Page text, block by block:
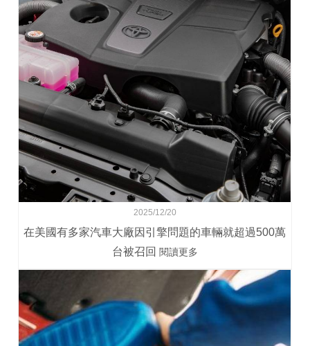
2025/12/20
在美國有多家汽車大廠因引擎問題的車輛就超過500萬
台被召回 閱讀更多